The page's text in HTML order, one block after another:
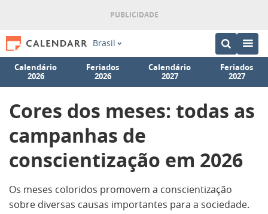
Brasil
Calendário
2026
Feriados
2026
Calendário
2027
Feriados
2027
Cores dos meses: todas as
campanhas de
conscientização em 2026
Os meses coloridos promovem a conscientização
sobre diversas causas importantes para a sociedade.